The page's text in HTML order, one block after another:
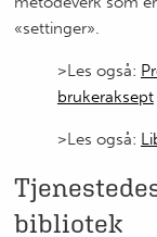
«settinger».
>Les også:
brukeraksept
>Les også:
bibliotek